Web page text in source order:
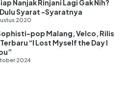
Nanjak Rinjani Lagi Gak Nih?
Syarat -Syaratnya
2020
pop Malang, Velco, Rilis
“I Lost Myself the Day I
2024